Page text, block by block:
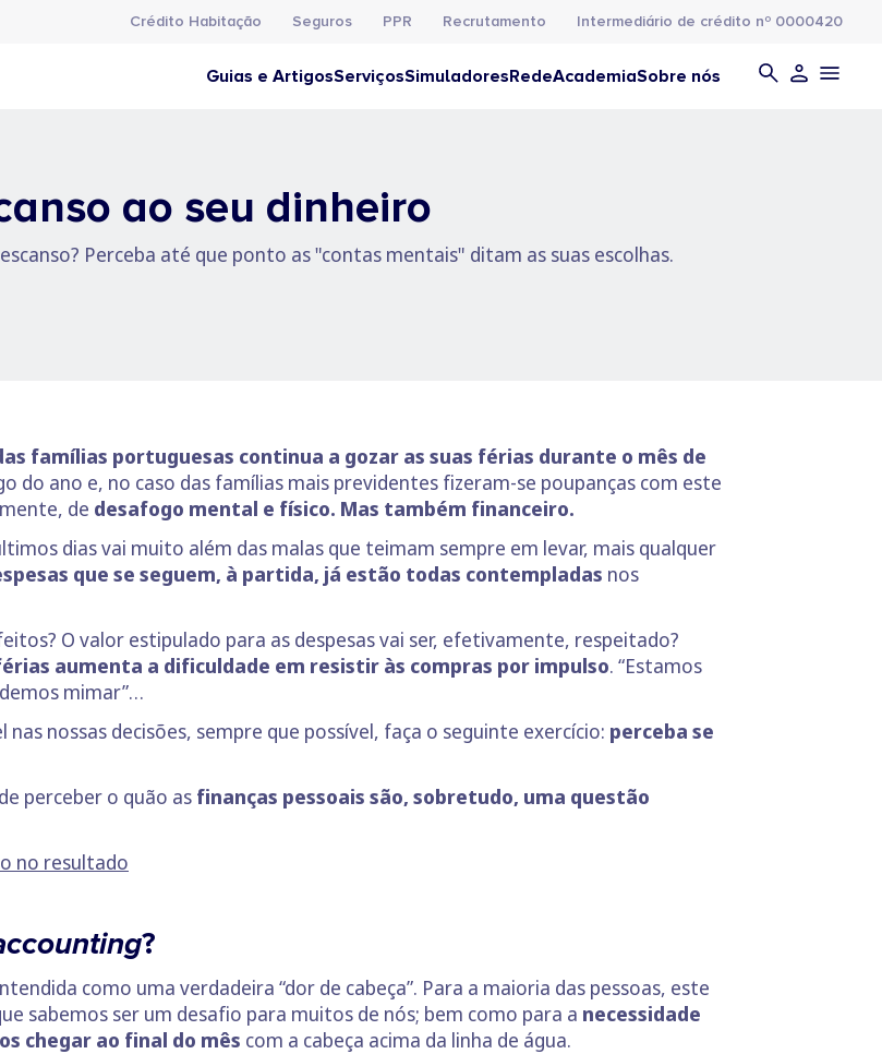
Crédito Habitação Seguros PPR Recrutamento Intermediário de crédito nº 0000420
Guias e ArtigosServiçosSimuladoresRedeAcademiaSobre nós
ao seu dinheiro
Perceba até que ponto as "contas mentais" ditam as suas escolhas.
famílias portuguesas continua a gozar as suas férias durante o mês de
do ano e, no caso das famílias mais previdentes fizeram-se poupanças com este
de desafogo mental e físico. Mas também financeiro.
dias vai muito além das malas que teimam sempre em levar, mais qualquer
que se seguem, à partida, já estão todas contempladas nos
O valor estipulado para as despesas vai ser, efetivamente, respeitado?
aumenta a dificuldade em resistir às compras por impulso. “Estamos
mimar”…
nossas decisões, sempre que possível, faça o seguinte exercício: perceba se
perceber o quão as finanças pessoais são, sobretudo, uma questão
no resultado
?
como uma verdadeira “dor de cabeça”. Para a maioria das pessoas, este
sabemos ser um desafio para muitos de nós; bem como para a necessidade
chegar ao final do mês com a cabeça acima da linha de água.